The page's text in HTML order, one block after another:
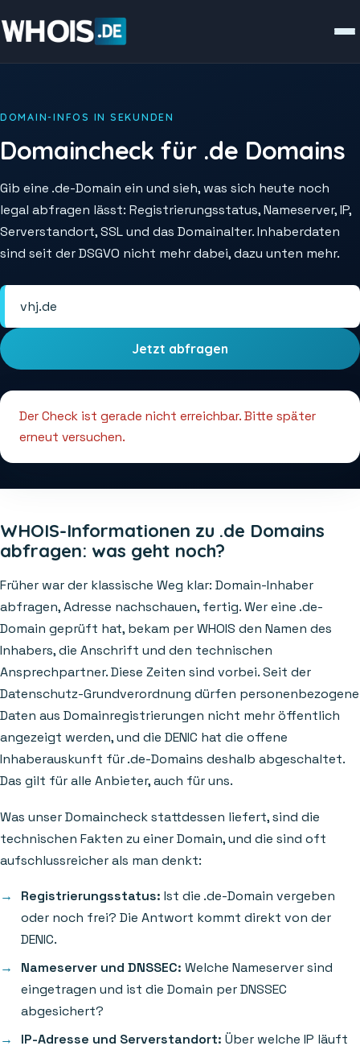
DOMAIN-INFOS IN SEKUNDEN
Domaincheck für .de Domains
Gib eine .de-Domain ein und sieh, was sich heute noch
legal abfragen lässt: Registrierungsstatus, Nameserver, IP,
Serverstandort, SSL und das Domainalter. Inhaberdaten
sind seit der DSGVO nicht mehr dabei, dazu unten mehr.
Jetzt abfragen
Der Check ist gerade nicht erreichbar. Bitte später
erneut versuchen.
WHOIS-Informationen zu .de Domains
abfragen: was geht noch?
Früher war der klassische Weg klar: Domain-Inhaber
abfragen, Adresse nachschauen, fertig. Wer eine .de-
Domain geprüft hat, bekam per WHOIS den Namen des
Inhabers, die Anschrift und den technischen
Ansprechpartner. Diese Zeiten sind vorbei. Seit der
Datenschutz-Grundverordnung dürfen personenbezogene
Daten aus Domainregistrierungen nicht mehr öffentlich
angezeigt werden, und die DENIC hat die offene
Inhaberauskunft für .de-Domains deshalb abgeschaltet.
Das gilt für alle Anbieter, auch für uns.
Was unser Domaincheck stattdessen liefert, sind die
technischen Fakten zu einer Domain, und die sind oft
aufschlussreicher als man denkt:
Registrierungsstatus: Ist die .de-Domain vergeben
oder noch frei? Die Antwort kommt direkt von der
DENIC.
Nameserver und DNSSEC: Welche Nameserver sind
eingetragen und ist die Domain per DNSSEC
abgesichert?
IP-Adresse und Serverstandort: Über welche IP läuft